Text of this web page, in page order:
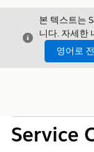
닫기
본 텍스트는
니다. 자세한
영어로
Service